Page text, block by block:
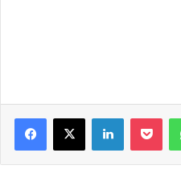
Facebook
X LinkedIn